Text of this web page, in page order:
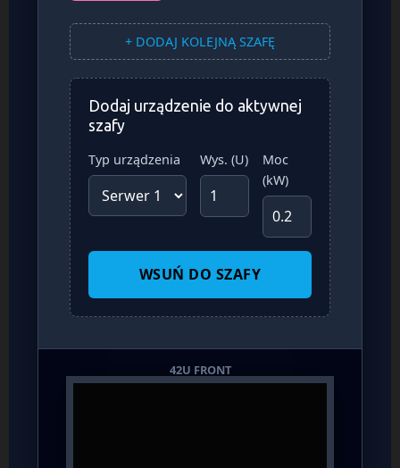
+ DODAJ KOLEJNĄ SZAFĘ
Dodaj urządzenie do aktywnej
szafy
Typ urządzenia
Wys. (U)
Moc
(kW)
WSUŃ DO SZAFY